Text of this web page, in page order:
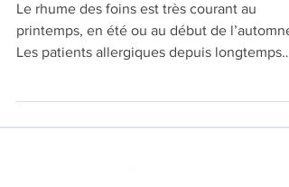
Le rhume des foins est très courant au
printemps, en été ou au début de l’automne.
Les patients allergiques depuis longtemps